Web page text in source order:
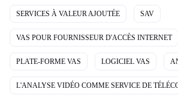
SERVICES À VALEUR AJOUTÉE SAV
VAS POUR FOURNISSEUR D'ACCÈS INTERNET
PLATE-FORME VAS LOGICIEL VAS
L'ANALYSE VIDÉO COMME SERVICE DE